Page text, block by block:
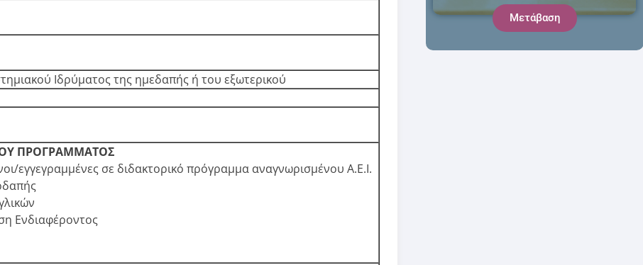
Ιδρύματος της ημεδαπής ή του εξωτερικού
ΠΡΟΓΡΑΜΜΑΤΟΣ
εγγεγραμμένες σε διδακτορικό πρόγραμμα αναγνωρισμένου Α.Ε.Ι.
Ενδιαφέροντος
Μετάβαση